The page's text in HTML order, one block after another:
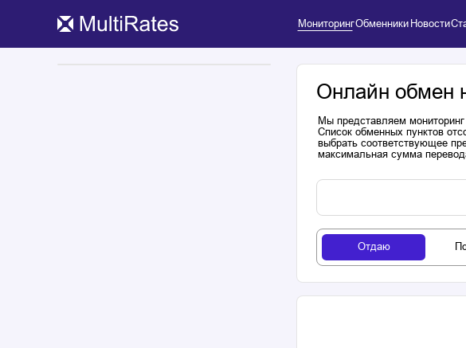
МониторингОбменники Новости
Онлайн обмен
Мы представляем
Список обменных пунктов
выбрать соответствующее
максимальная сумма
Отдаю